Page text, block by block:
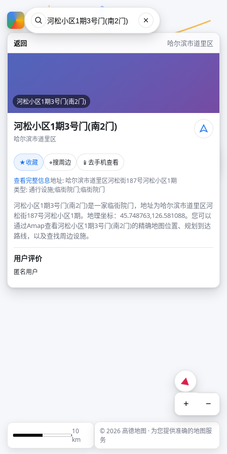
返回 哈尔滨市道里区
河松小区1期3号门(南2门)
河松小区1期3号门(南2门)
哈尔滨市道里区
★收藏 ⌖搜周边 📱 去手机查看
查看完整信息地址: 哈尔滨市道里区河松街187号河松小区1期
类型: 通行设施;临街院门;临街院门
河松小区1期3号门(南2门)是一家临街院门，地址为哈尔滨市道里区河
松街187号河松小区1期。地理坐标：45.748763,126.581088。您可以
通过Amap查看河松小区1期3号门(南2门)的精确地图位置、规划到达
路线，以及查找周边设施。
用户评价
匿名用户
+ −
10
km
© 2026 高德地图 · 为您提供准确的地图服
务